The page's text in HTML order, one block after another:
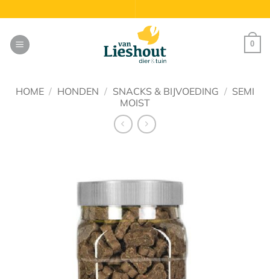
naar
inhoud
0
HOME / HONDEN / SNACKS & BIJVOEDING / SEMI
MOIST